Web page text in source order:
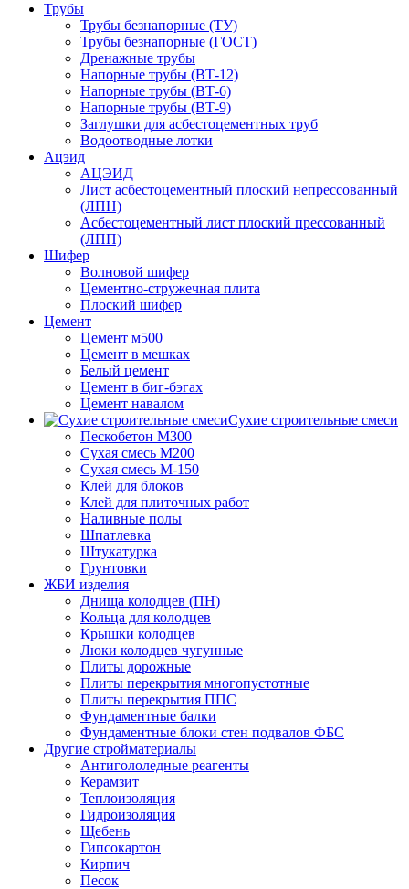
Трубы
Трубы безнапорные (ТУ)
Трубы безнапорные (ГОСТ)
Дренажные трубы
Напорные трубы (ВТ-12)
Напорные трубы (ВТ-6)
Напорные трубы (ВТ-9)
Заглушки для асбестоцементных труб
Водоотводные лотки
Ацэид
АЦЭИД
Лист асбестоцементный плоский непрессованный
(ЛПН)
Асбестоцементный лист плоский прессованный
(ЛПП)
Шифер
Волновой шифер
Цементно-стружечная плита
Плоский шифер
Цемент
Цемент м500
Цемент в мешках
Белый цемент
Цемент в биг-бэгах
Цемент навалом
Сухие строительные смеси
Пескобетон М300
Сухая смесь М200
Сухая смесь М-150
Клей для блоков
Клей для плиточных работ
Наливные полы
Шпатлевка
Штукатурка
Грунтовки
ЖБИ изделия
Днища колодцев (ПН)
Кольца для колодцев
Крышки колодцев
Люки колодцев чугунные
Плиты дорожные
Плиты перекрытия многопустотные
Плиты перекрытия ППС
Фундаментные балки
Фундаментные блоки стен подвалов ФБС
Другие стройматериалы
Антигололедные реагенты
Керамзит
Теплоизоляция
Гидроизоляция
Щебень
Гипсокартон
Кирпич
Песок